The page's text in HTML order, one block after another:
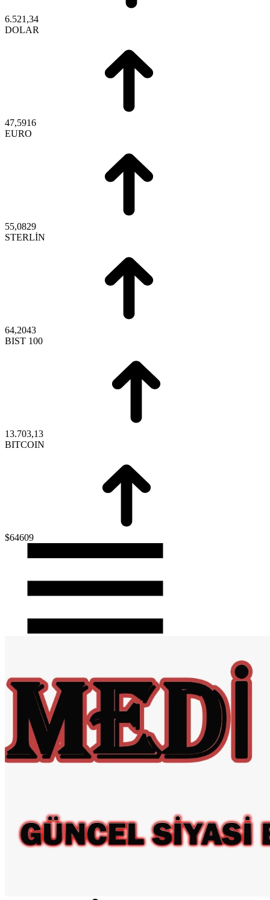
6.521,34
DOLAR
47,5916
EURO
55,0829
STERLİN
64,2043
BIST 100
13.703,13
BITCOIN
$64609